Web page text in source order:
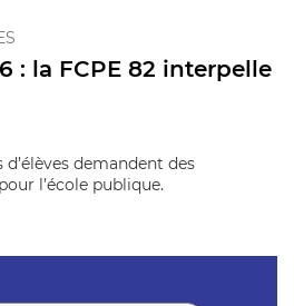
: la FCPE 82 interpelle
demandent des
l’école publique.